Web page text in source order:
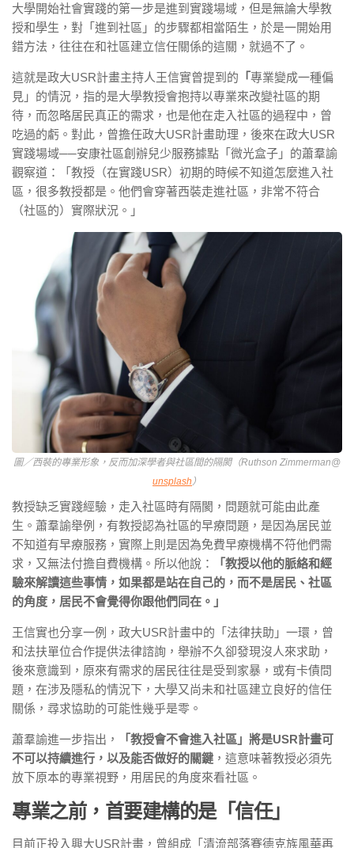
大學開始社會實踐的第一步是進到實踐場域，但是無論大學教
授和學生，對「進到社區」的步驟都相當陌生，於是一開始用
錯方法，往往在和社區建立信任關係的這關，就過不了。
這就是政大USR計畫主持人王信實曾提到的 「專業變成一種偏
見」的情況，指的是大學教授會抱持以專業來改變社區的期
待，而忽略居民真正的需求，也是他在走入社區的過程中，曾
吃過的虧。對此，曾擔任政大USR計畫助理，後來在政大USR
實踐場域──安康社區創辦兒少服務據點「微光盒子」的蕭羣諭
觀察道：「教授（在實踐USR）初期的時候不知道怎麼進入社
區，很多教授都是。他們會穿著西裝走進社區，非常不符合
（社區的）實際狀況。」
圖／西裝的專業形象，反而加深學者與社區間的隔閡（Ruthson Zimmerman@
unsplash ）
教授缺乏實踐經驗，走入社區時有隔閡，問題就可能由此產
生。蕭羣諭舉例，有教授認為社區的早療問題，是因為居民並
不知道有早療服務，實際上則是因為免費早療機構不符他們需
求，又無法付擔自費機構。所以他說：
「教授以他的脈絡和經
驗來解讀這些事情，如果都是站在自己的，而不是居民、社區
的角度，居民不會覺得你跟他們同在。」
王信實也分享一例，政大USR計畫中的「法律扶助」一環，曾
和法扶單位合作提供法律諮詢，舉辦不久卻發現沒人來求助，
後來意識到，原來有需求的居民往往是受到家暴，或有卡債問
題，在涉及隱私的情況下，大學又尚未和社區建立良好的信任
關係，尋求協助的可能性幾乎是零。
蕭羣諭進一步指出，
「教授會不會進入社區」將是USR計畫可
不可以持續進行，以及能否做好的關鍵 ，這意味著教授必須先
放下原本的專業視野，用居民的角度來看社區。
專業之前，首要建構的是「信任」
目前正投入興大USR計畫，曾組成「清流部落賽德克族風華再